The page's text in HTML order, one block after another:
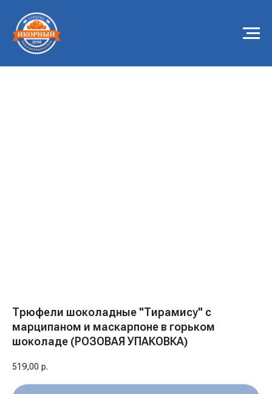
Трюфели шоколадные "Тирамису" с
марципаном и маскарпоне в горьком
шоколаде (РОЗОВАЯ УПАКОВКА)
519,00 р.